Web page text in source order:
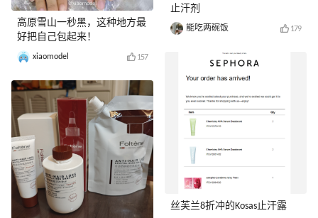
高原雪山一秒黑，这种地方最
好把自己包起来！
xiaomodel 157
止汗剂
能吃两碗饭 179
丝芙兰8折冲的Kosas止汗露